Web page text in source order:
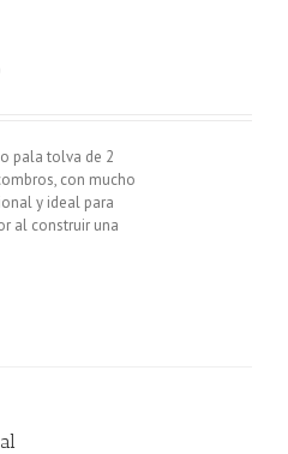
pala tolva de 2
con mucho
y ideal para
al construir una